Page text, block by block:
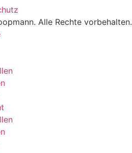
Alle Rechte vorbehalten.